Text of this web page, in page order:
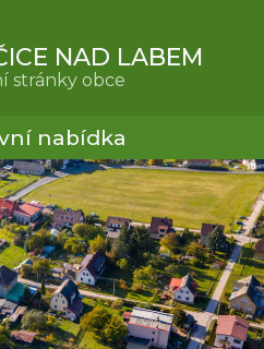
NAD LABEM
stránky obce
nabídka